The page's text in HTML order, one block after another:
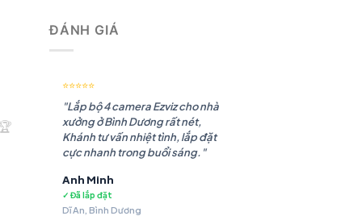
ĐÁNH GIÁ
⭐⭐⭐⭐⭐
"Lắp bộ 4 camera Ezviz cho nhà
xưởng ở Bình Dương rất nét,
Khánh tư vấn nhiệt tình, lắp đặt
cực nhanh trong buổi sáng."
Anh Minh
✓ Đã lắp đặt
Dĩ An, Bình Dương